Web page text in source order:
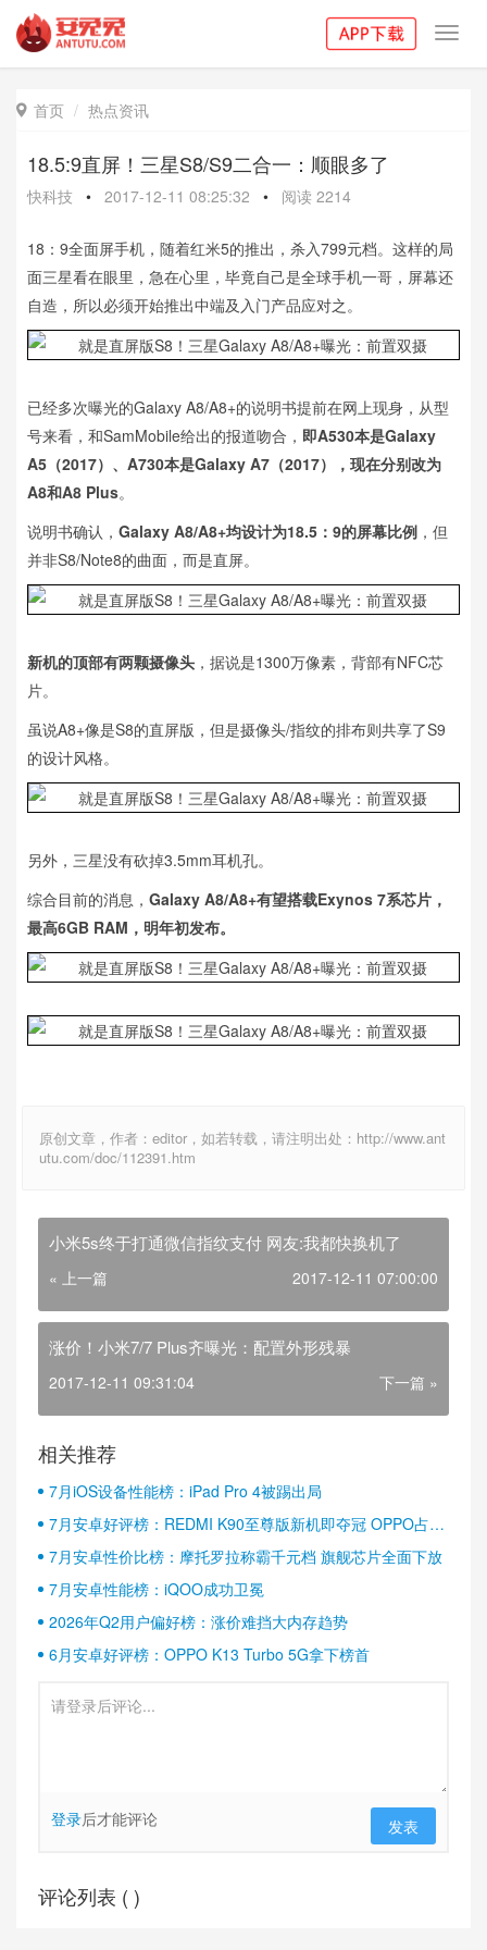
 首页 热点资讯
18.5:9直屏！三星S8/S9二合一：顺眼多了
快科技 • 2017-12-11 08:25:32 • 阅读 2214
18：9全面屏手机，随着红米5的推出，杀入799元档。这样的局
面三星看在眼里，急在心里，毕竟自己是全球手机一哥，屏幕还
自造，所以必须开始推出中端及入门产品应对之。
已经多次曝光的Galaxy A8/A8+的说明书提前在网上现身，从型
号来看，和SamMobile给出的报道吻合， 即A530本是Galaxy
A5（2017）、A730本是Galaxy A7（2017），现在分别改为
A8和A8 Plus。
说明书确认， Galaxy A8/A8+均设计为18.5：9的屏幕比例 ，但
并非S8/Note8的曲面，而是直屏。
新机的顶部有两颗摄像头 ，据说是1300万像素，背部有NFC芯
片。
虽说A8+像是S8的直屏版，但是摄像头/指纹的排布则共享了S9
的设计风格。
另外，三星没有砍掉3.5mm耳机孔。
综合目前的消息， Galaxy A8/A8+有望搭载Exynos 7系芯片，
最高6GB RAM，明年初发布。
原创文章，作者：editor，如若转载，请注明出处：http://www.ant
utu.com/doc/112391.htm
小米5s终于打通微信指纹支付 网友:我都快换机了
« 上一篇 2017-12-11 07:00:00
涨价！小米7/7 Plus齐曝光：配置外形残暴
2017-12-11 09:31:04 下一篇 »
相关推荐
7月iOS设备性能榜：iPad Pro 4被踢出局
7月安卓好评榜：REDMI K90至尊版新机即夺冠 OPPO占据
半壁江山
7月安卓性价比榜：摩托罗拉称霸千元档 旗舰芯片全面下放
7月安卓性能榜：iQOO成功卫冕
2026年Q2用户偏好榜：涨价难挡大内存趋势
6月安卓好评榜：OPPO K13 Turbo 5G拿下榜首
登录后才能评论 发表
评论列表 ( )